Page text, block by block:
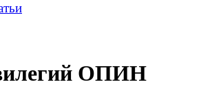
ОПИН